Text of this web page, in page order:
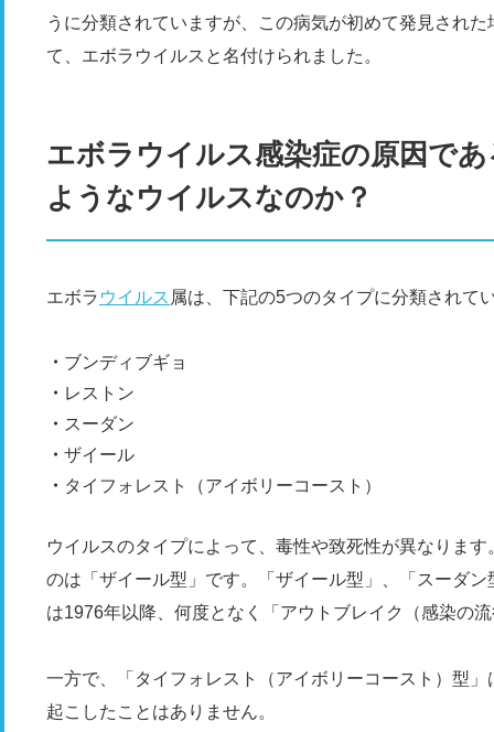
うに分類されていますが、この病気が初めて発見され
て、エボラウイルスと名付けられました。
エボラウイルス感染症の原因で
ようなウイルスなのか？
エボラ ウイルス 属は、下記の5つのタイプに分類されて
ブンディブギョ
レストン
スーダン
ザイール
タイフォレスト（アイボリーコースト）
ウイルスのタイプによって、毒性や致死性が異なりま
のは「ザイール型」です。「ザイール型」、「スーダ
は1976年以降、何度となく「アウトブレイク（感染の
一方で、「タイフォレスト（アイボリーコースト）型
起こしたことはありません。